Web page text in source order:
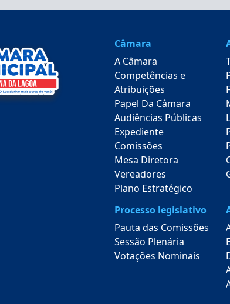
Câmara
A Câmara
Competências e
Atribuições
Papel Da Câmara
Audiências Públicas
Expediente
Comissões
Mesa Diretora
Vereadores
Plano Estratégico
Processo legislativo
Pauta das Comissões
Sessão Plenária
Votações Nominais